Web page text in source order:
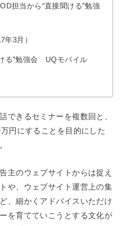
担当から“直接聞ける”勉強
年3月）
る”勉強会 UQモバイル
できるセミナーを複数回と、
円にすることを目的にした
主のウェブサイトからは捉え
や、ウェブサイト運営上の集
、細かくアドバイスいただけ
を育てていこうとする文化が